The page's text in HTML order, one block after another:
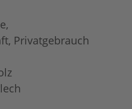
Privatgebrauch